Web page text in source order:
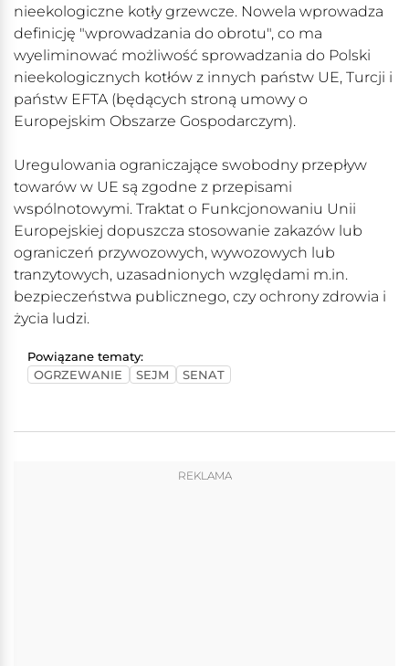
nieekologiczne kotły grzewcze. Nowela wprowadza
definicję "wprowadzania do obrotu", co ma
wyeliminować możliwość sprowadzania do Polski
nieekologicznych kotłów z innych państw UE, Turcji i
państw EFTA (będących stroną umowy o
Europejskim Obszarze Gospodarczym).
Uregulowania ograniczające swobodny przepływ
towarów w UE są zgodne z przepisami
wspólnotowymi. Traktat o Funkcjonowaniu Unii
Europejskiej dopuszcza stosowanie zakazów lub
ograniczeń przywozowych, wywozowych lub
tranzytowych, uzasadnionych względami m.in.
bezpieczeństwa publicznego, czy ochrony zdrowia i
życia ludzi.
Powiązane tematy:
OGRZEWANIE
SEJM SENAT
REKLAMA